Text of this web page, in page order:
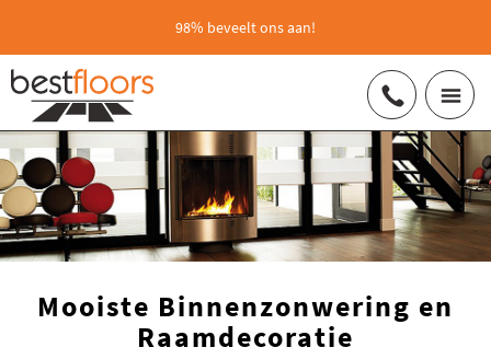
98% beveelt ons aan!
Mooiste Binnenzonwering en
Raamdecoratie